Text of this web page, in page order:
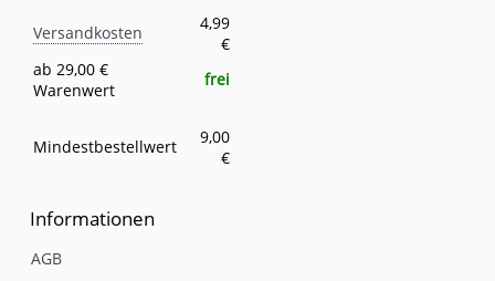
Eigenschaft
Versandkosten
4,99
€
ab 29,00 €
Warenwert
frei
Mindestbestellwert
9,00
€
Informationen
AGB